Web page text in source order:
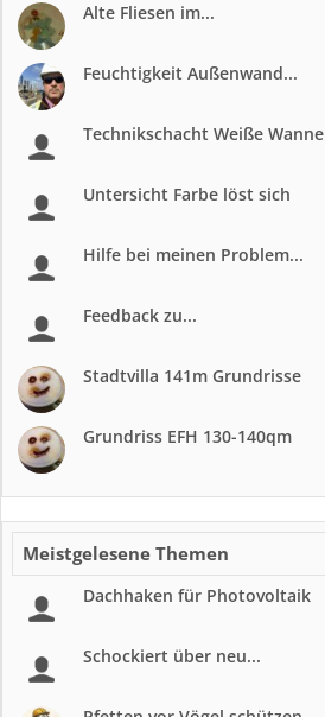
Alte Fliesen im...
Feuchtigkeit Außenwand...
Technikschacht Weiße Wanne
Untersicht Farbe löst sich
Hilfe bei meinen Problem...
Feedback zu...
Stadtvilla 141m Grundrisse
Grundriss EFH 130-140qm
Meistgelesene Themen
Dachhaken für Photovoltaik
Schockiert über neu...